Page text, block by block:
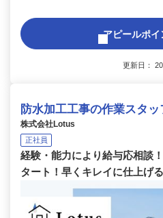
アピールポイ
更新日：
防水加工工事の作業スタッ
株式会社Lotus
正社員
経験・能力により給与応相談
タート！早くキレイに仕上げ